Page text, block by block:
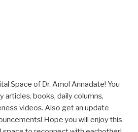
Space of Dr. Amol Annadate! You
articles, books, daily columns,
videos. Also get an update
Hope you will enjoy this